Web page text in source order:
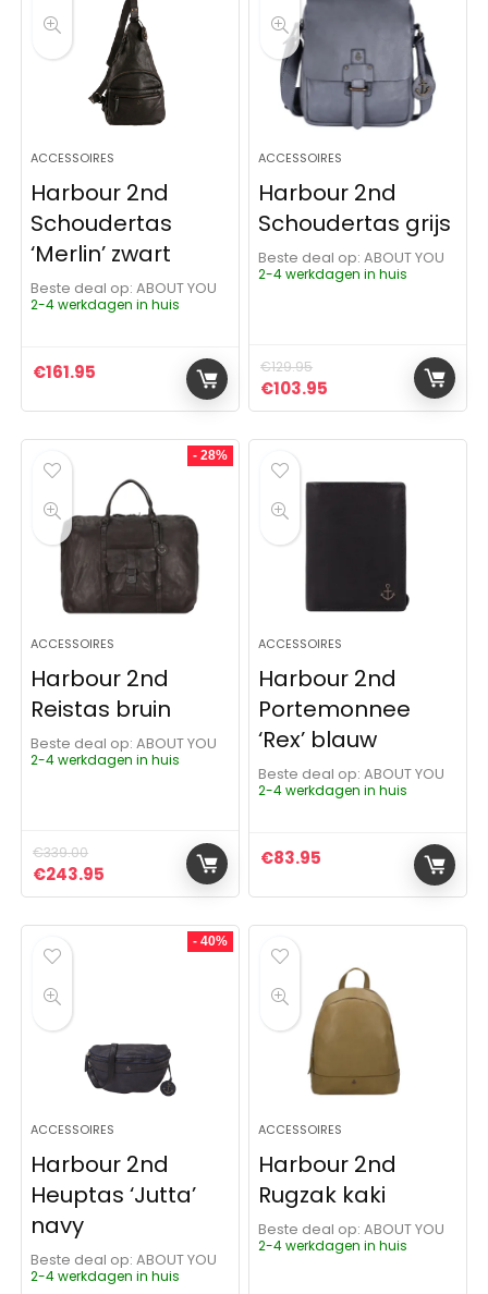
ACCESSOIRES
Harbour 2nd
Schoudertas
‘Merlin’ zwart
Beste deal op:
ABOUT YOU
2-4 werkdagen in huis
€161.95
ACCESSOIRES
Harbour 2nd
Schoudertas grijs
Beste deal op:
ABOUT YOU
2-4 werkdagen in huis
€129.95
Oorspronkelijke prijs was:
€103.95 Huidige prijs is:
- 28%
ACCESSOIRES
Harbour 2nd
Reistas bruin
Beste deal op:
ABOUT YOU
2-4 werkdagen in huis
€339.00
Oorspronkelijke prijs was: €339.00.
€243.95 Huidige prijs is: €243.95.
ACCESSOIRES
Harbour 2nd
Portemonnee
‘Rex’ blauw
Beste deal op:
ABOUT YOU
2-4 werkdagen in huis
€83.95
- 40%
ACCESSOIRES
Harbour 2nd
Heuptas ‘Jutta’
navy
Beste deal op:
ABOUT YOU
2-4 werkdagen in huis
ACCESSOIRES
Harbour 2nd
Rugzak kaki
Beste deal op:
ABOUT YOU
2-4 werkdagen in huis